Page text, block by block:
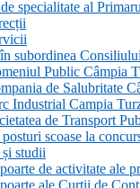
specialitate al
subordinea
Public Câmpia
de Salubritate
Industrial Campia
de Transport
scoase la
studii
de activitate ale
ale Curții de